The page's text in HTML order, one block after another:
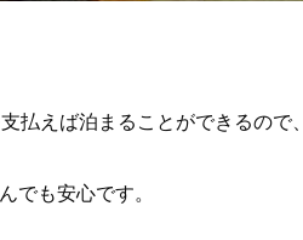
払えば泊まることができるので、
でも安心です。